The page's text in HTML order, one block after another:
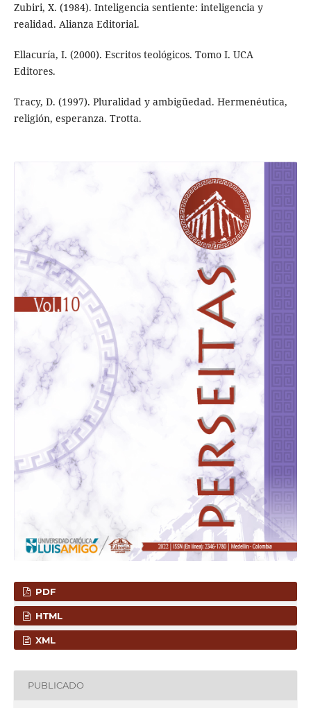
Zubiri, X. (1984). Inteligencia sentiente: inteligencia y
realidad. Alianza Editorial.
Ellacuría, I. (2000). Escritos teológicos. Tomo I. UCA
Editores.
Tracy, D. (1997). Pluralidad y ambigüedad. Hermenéutica,
religión, esperanza. Trotta.
PDF
HTML
XML
PUBLICADO